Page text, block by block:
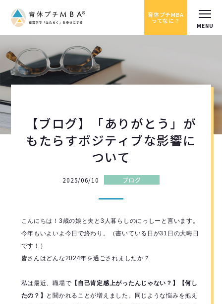
育休プチMBA
ってなに？
【ブログ】「ありがとう」が
もたらすポジティブな影響に
ついて
2025/06/10 ブログ
こんにちは！3歳の娘と夫と3人暮らしのにっしーと言います。
今年もいよいよ今日で終わり。（書いている日が31日の大晦日
です！）
皆さんはどんな2024年を過ごされましたか？
私は最近、職場で 【自己肯定感上がったんじゃない？】【何し
たの？】
と聞かれることが増えました。同じような悩みを抱え